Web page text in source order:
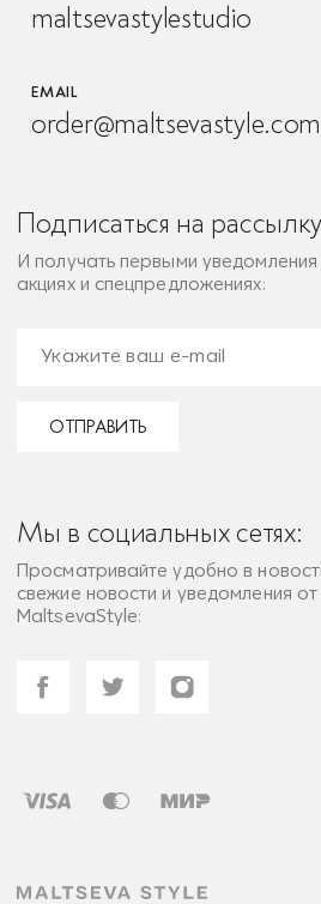
maltsevastylestudio
EMAIL
order@maltsevastyle.com
Подписаться на
И получать первыми
акциях и спецпредложениях:
ОТПРАВИТЬ
Мы в социальных сетях:
Просматривайте удобно в
свежие новости и уведомления от
MaltsevaStyle: